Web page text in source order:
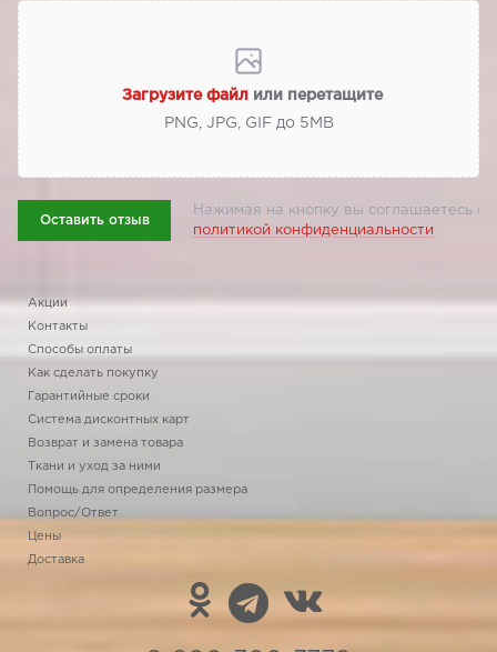
Загрузите файл или перетащите
PNG, JPG, GIF до 5МВ
Оставить отзыв
Нажимая на кнопку вы соглашаетесь с
политикой конфиденциальности
Акции
Контакты
Способы оплаты
Как сделать покупку
Гарантийные сроки
Система дисконтных карт
Возврат и замена товара
Ткани и уход за ними
Помощь для определения размера
Вопрос/Ответ
Цены
Доставка